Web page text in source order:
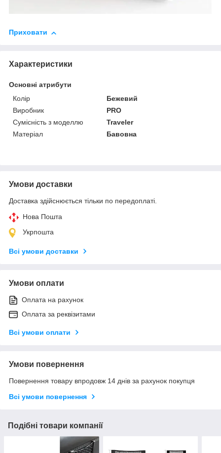
Приховати
Характеристики
Основні атрибути
Колір
Бежевий
Виробник
PRO
Сумісність з моделлю
Traveler
Матеріал
Бавовна
Умови доставки
Доставка здійснюється тільки по передоплаті.
Нова Пошта
Укрпошта
Всі умови доставки
Умови оплати
Оплата на рахунок
Оплата за реквізитами
Всі умови оплати
Умови повернення
Повернення товару впродовж 14 днів за рахунок покупця
Всі умови повернення
Подібні товари компанії